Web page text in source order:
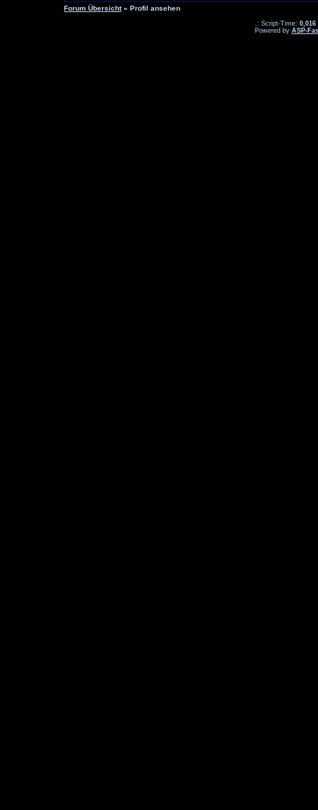
Forum Übersicht» Profil ansehen
.: Script-Time: 0,016
Powered by ASP-